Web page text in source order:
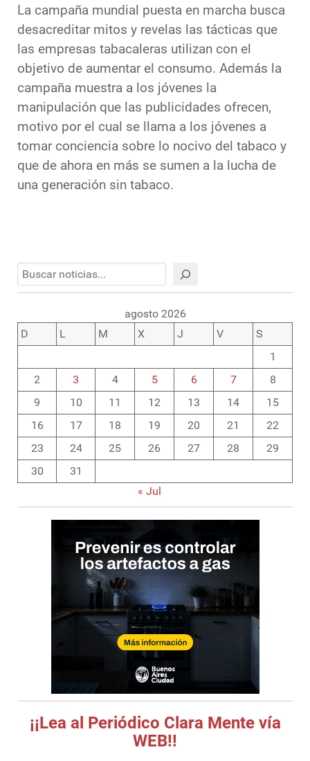
La campaña mundial puesta en marcha busca
desacreditar mitos y revelas las tácticas que
las empresas tabacaleras utilizan con el
objetivo de aumentar el consumo. Además la
campaña muestra a los jóvenes la
manipulación que las publicidades ofrecen,
motivo por el cual se llama a los jóvenes a
tomar conciencia sobre lo nocivo del tabaco y
que de ahora en más se sumen a la lucha de
una generación sin tabaco.
Buscar
agosto 2026
D
L M X J V
S
1
2
3 4 5 6 7
8
9
10 11 12 13 14
15
16
17 18 19 20 21
22
23
24 25 26 27 28
29
30
31
« Jul
¡¡Lea al Periódico Clara Mente vía
WEB!!